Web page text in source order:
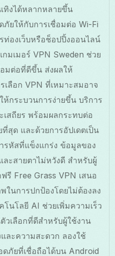
ทิงได้หลากหลายขึ้น
ยให้กับการเชื่อมต่อ Wi-Fi
องเว็บหรือช็อปปิ้งออนไลน์
มเมอร์ VPN Sweden ช่วย
มต่อที่ดีขึ้น ส่งผลให้
ลือก VPN ที่เหมาะสมอาจ
กระบวนการง่ายขึ้น บริการ
เสถียร พร้อมผลกระทบต่อ
ด และด้วยการอัปเดตเป็น
รหัสที่แข็งแกร่ง ข้อมูลของ
ะสายตาไม่หวังดี สำหรับผู้
รี Free Grass VPN เสนอ
ในการปกป้องโดยไม่ต้องลง
โนโลยี AI ช่วยเพิ่มความเร็ว
วเลือกที่ดีสำหรับผู้ใช้งาน
ละความสะดวก ลองใช้
ดภัยที่เชื่อถือได้บน Android